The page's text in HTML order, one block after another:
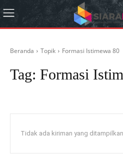
Beranda Topik Formasi Istimewa 80
Tag: Formasi
Tidak ada kiriman yang ditampilkan